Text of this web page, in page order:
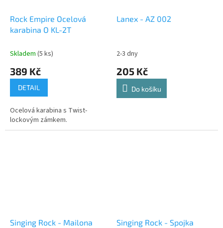
Rock Empire Ocelová
karabina O KL-2T
Skladem (5 ks)
389 Kč
DETAIL
Ocelová karabina s Twist-
lockovým zámkem.
Lanex - AZ 002
2-3 dny
205 Kč
Do košíku
Singing Rock - Mailona
Singing Rock - Spojka